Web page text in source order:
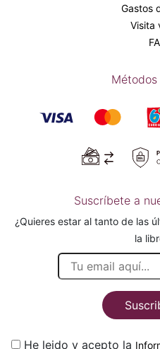
Gastos
Visita
Suscríbete a
¿Quieres estar al tanto de las
la
He leido y acepto la